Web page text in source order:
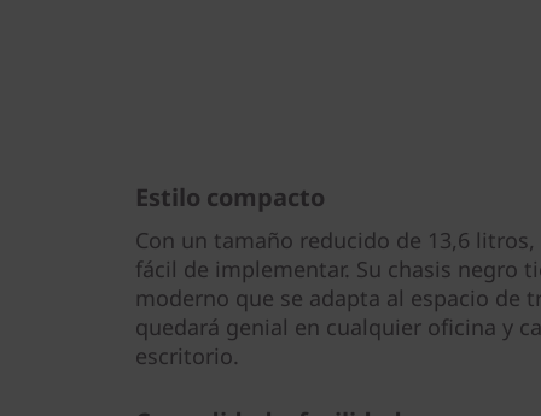
Estilo compacto
Con un tamaño reducido de 13,6
fácil de implementar. Su chasis negro
moderno que se adapta al espacio de
quedará genial en cualquier oficina y
escritorio.